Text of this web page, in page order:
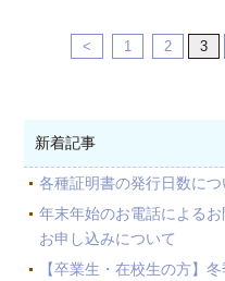
新着記事
各種証明書の発行日数につ
年末年始のお電話による
お申し込みについて
【卒業生・在校生の方】
< 1 2 3